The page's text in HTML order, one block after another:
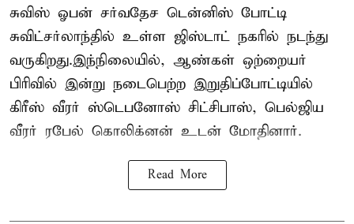
சுவிஸ் ஓபன் சர்வதேச டென்னிஸ் போட்டி
சுவிட்சர்லாந்தில் உள்ள ஜிஸ்டாட் நகரில் நடந்து
வருகிறது.இந்நிலையில், ஆண்கள் ஒற்றையர்
பிரிவில் இன்று நடைபெற்ற இறுதிப்போட்டியில்
கிரீஸ் வீரர் ஸ்டெபனோஸ் சிட்சிபாஸ், பெல்ஜிய
வீரர் ரபேல் கொலிக்னன் உடன் மோதினார்.
Read More